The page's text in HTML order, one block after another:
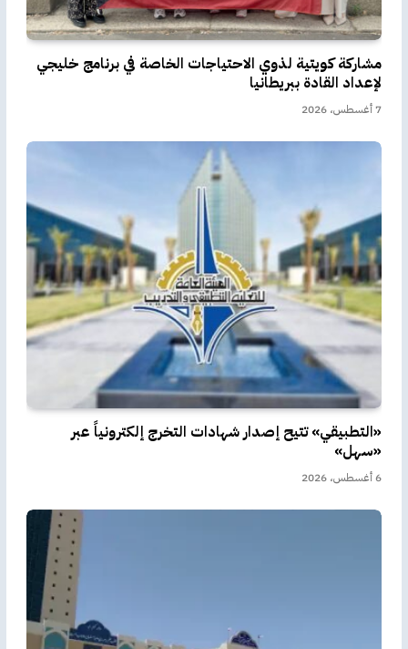
مشاركة كويتية لذوي الاحتياجات الخاصة في برنامج خليجي
لإعداد القادة ببريطانيا
7 أغسطس، 2026
«التطبيقي» تتيح إصدار شهادات التخرج إلكترونياً عبر
«سهل»
6 أغسطس، 2026